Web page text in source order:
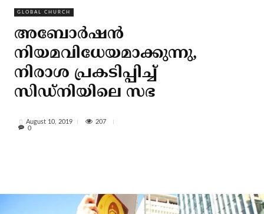
GLOBAL CHURCH
അബോര്‍ഷന്‍
നിയമവിധേയമാക്കുന്നു,
നിരാശ പ്രകടിപ്പിച്ച്
സിഡ്‌നിയിലെ സഭ
August 10, 2019
207
0